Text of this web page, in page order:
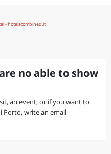
no able to show
an event, or if you want to
Porto, write an email